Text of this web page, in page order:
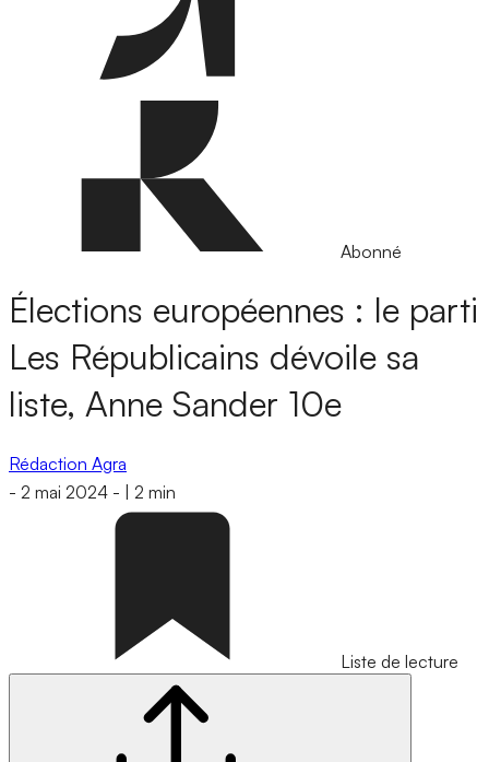
Abonné
Élections européennes : le parti
Les Républicains dévoile sa
liste, Anne Sander 10e
Rédaction Agra
- 2 mai 2024 - 2 min
Liste de lecture